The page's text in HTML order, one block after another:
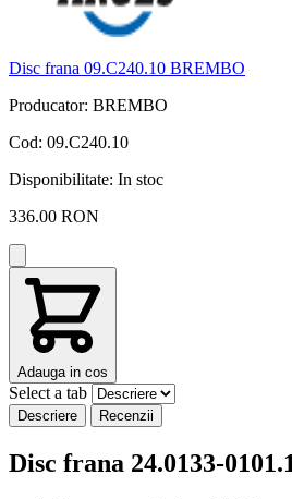
Disc frana 09.C240.10 BREMBO
Producator: BREMBO
Cod: 09.C240.10
Disponibilitate: In stoc
336.00 RON
Adauga in cos
Select a tab
Descriere Recenzii
Disc frana 24.0133-